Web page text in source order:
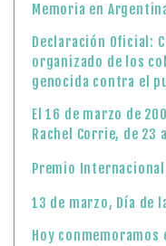
Memoria en
Declaración Oficial:
organizado de los
genocida contra el
El 16 de marzo de
Rachel Corrie, de 23
Premio
13 de marzo, Día de
Hoy